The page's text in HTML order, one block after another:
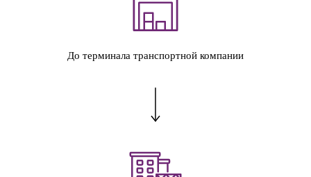
До терминала транспортной компании